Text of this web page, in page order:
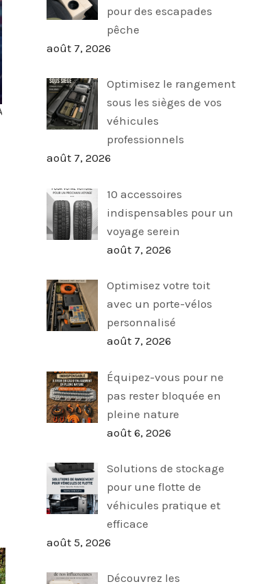
pour des escapades
pêche
août 7, 2026
Optimisez le rangement
sous les sièges de vos
véhicules
professionnels
août 7, 2026
10 accessoires
indispensables pour un
voyage serein
août 7, 2026
Optimisez votre toit
avec un porte-vélos
personnalisé
août 7, 2026
Équipez-vous pour ne
pas rester bloquée en
pleine nature
août 6, 2026
Solutions de stockage
pour une flotte de
véhicules pratique et
efficace
août 5, 2026
Découvrez les